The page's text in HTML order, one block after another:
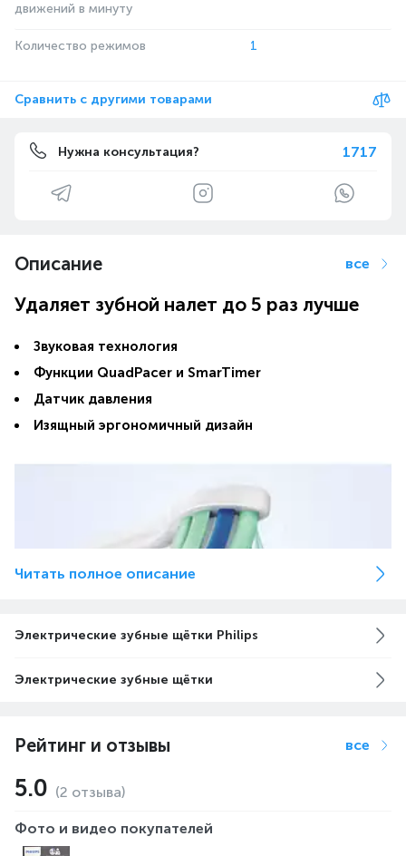
движений в минуту
Количество режимов 1
Сравнить с другими товарами
Нужна консультация? 1717
Описание все
Удаляет зубной налет до 5 раз лучше
Звуковая технология
Функции QuadPacer и SmarTimer
Датчик давления
Изящный эргономичный дизайн
промежутки и вдоль линии десен для эффективной
очистки полости рта. Результат чистки зубов в течение
2 минут будет равнозначен 2 месяцам чистки зубов с
Читать полное описание
Электрические зубные щётки Philips
Электрические зубные щётки
Рейтинг и отзывы все
5.0 (2 отзыва)
Фото и видео покупателей